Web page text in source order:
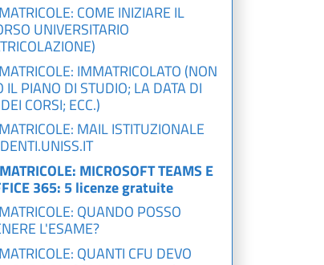
COME INIZIARE IL
UNIVERSITARIO
IMMATRICOLATO (NON
IL PIANO DI STUDIO; LA DATA DI
CORSI; ECC.)
MAIL ISTITUZIONALE
MICROSOFT TEAMS E
365: 5 licenze gratuite
QUANDO POSSO
L'ESAME?
QUANTI CFU DEVO